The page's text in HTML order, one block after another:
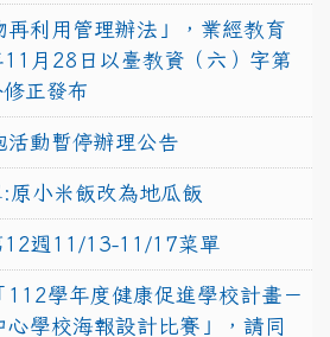
再利用管理辦法」，業經教育
月28日以臺教資（六）字第
正發布
活動暫停辦理公告
小米飯改為地瓜飯
12週11/13-11/17菜單
112學年度健康促進學校計畫－
心學校海報設計比賽」，請同